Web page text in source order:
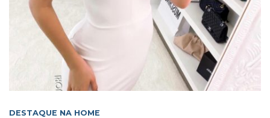
DESTAQUE NA HOME